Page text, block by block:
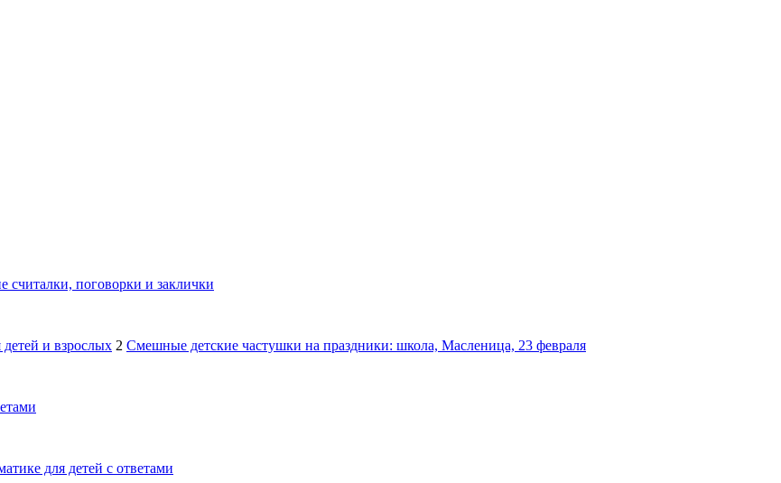
считалки, поговорки и заклички
и взрослых 2 Смешные детские частушки на праздники: школа, Масленица, 23 февраля
для детей с ответами